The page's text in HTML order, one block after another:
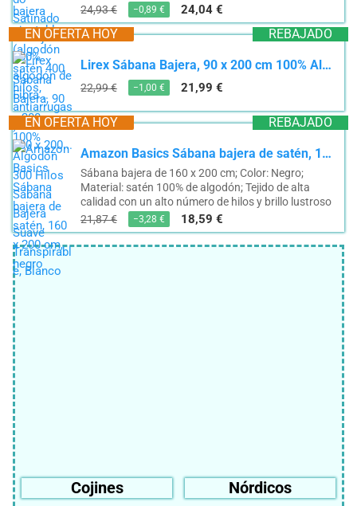
24,93 €
−0,89 € 24,04 €
REBAJADO
EN OFERTA HOY
Lirex Sábana Bajera, 90 x 200 cm 100% Algodón 300 Hilos Sábana Bajera Suave Transpirable, Blanco
22,99 € −1,00 € 21,99 €
REBAJADO
EN OFERTA HOY
Amazon Basics Sábana bajera de satén, 160 x 200 cm, negro
Sábana bajera de 160 x 200 cm; Color: Negro;
Material: satén 100% de algodón; Tejido de alta
calidad con un alto número de hilos y brillo lustroso
21,87 €
−3,28 € 18,59 €
Cojines
Nórdicos